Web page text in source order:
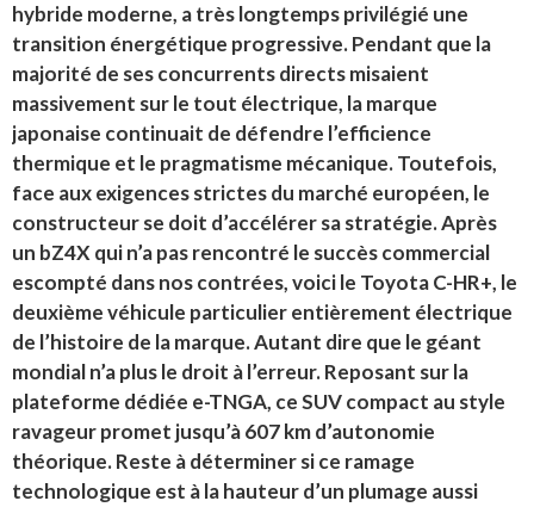
hybride moderne, a très longtemps privilégié une
transition énergétique progressive. Pendant que la
majorité de ses concurrents directs misaient
massivement sur le tout électrique, la marque
japonaise continuait de défendre l’efficience
thermique et le pragmatisme mécanique. Toutefois,
face aux exigences strictes du marché européen, le
constructeur se doit d’accélérer sa stratégie. Après
un bZ4X qui n’a pas rencontré le succès commercial
escompté dans nos contrées, voici le Toyota C-HR+, le
deuxième véhicule particulier entièrement électrique
de l’histoire de la marque. Autant dire que le géant
mondial n’a plus le droit à l’erreur. Reposant sur la
plateforme dédiée e-TNGA, ce SUV compact au style
ravageur promet jusqu’à 607 km d’autonomie
théorique. Reste à déterminer si ce ramage
technologique est à la hauteur d’un plumage aussi